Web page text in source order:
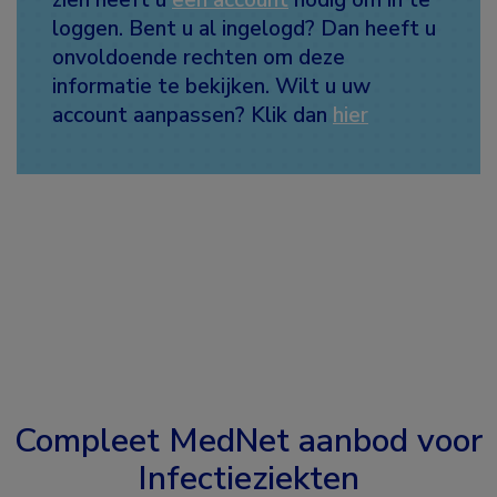
loggen. Bent u al ingelogd? Dan heeft u
onvoldoende rechten om deze
informatie te bekijken. Wilt u uw
account aanpassen? Klik dan hier
Compleet MedNet aanbod voor
Infectieziekten